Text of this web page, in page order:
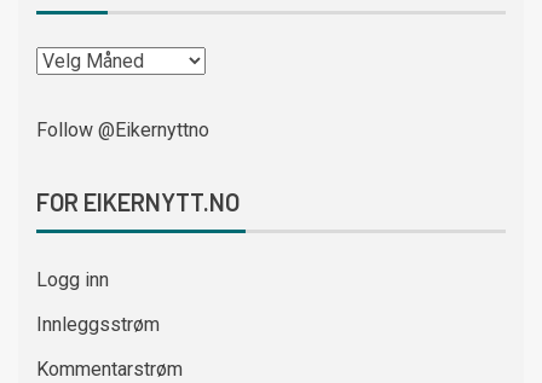
Follow @Eikernyttno
FOR EIKERNYTT.NO
Logg inn
Innleggsstrøm
Kommentarstrøm